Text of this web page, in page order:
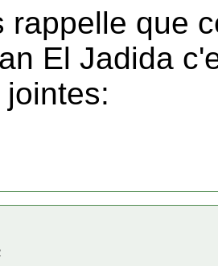
rappelle que
El Jadida